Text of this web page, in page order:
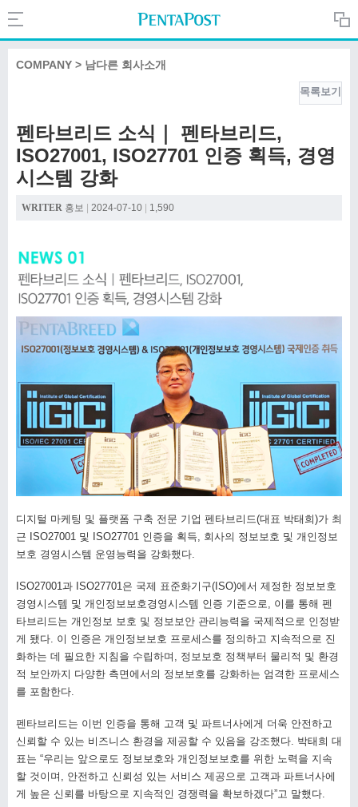
COMPANY
CULTURE
Search
PentaPost.net
COMPANY > 남다른 회사소개
목록보기
펜타브리드 소식｜ 펜타브리드,
ISO27001, ISO27701 인증 획득, 경영
시스템 강화
WRITER 홍보 2024-07-10 1,590
디지털 마케팅 및 플랫폼 구축 전문 기업 펜타브리드(대표 박태희)가 최
근 ISO27001 및 ISO27701 인증을 획득, 회사의 정보보호 및 개인정보
보호 경영시스템 운영능력을 강화했다.
ISO27001과 ISO27701은 국제 표준화기구(ISO)에서 제정한 정보보호
경영시스템 및 개인정보보호경영시스템 인증 기준으로, 이를 통해 펜
타브리드는 개인정보 보호 및 정보보안 관리능력을 국제적으로 인정받
게 됐다. 이 인증은 개인정보보호 프로세스를 정의하고 지속적으로 진
화하는 데 필요한 지침을 수립하며, 정보보호 정책부터 물리적 및 환경
적 보안까지 다양한 측면에서의 정보보호를 강화하는 엄격한 프로세스
를 포함한다.
펜타브리드는 이번 인증을 통해 고객 및 파트너사에게 더욱 안전하고
신뢰할 수 있는 비즈니스 환경을 제공할 수 있음을 강조했다. 박태희 대
표는 “우리는 앞으로도 정보보호와 개인정보보호를 위한 노력을 지속
할 것이며, 안전하고 신뢰성 있는 서비스 제공으로 고객과 파트너사에
게 높은 신뢰를 바탕으로 지속적인 경쟁력을 확보하겠다”고 말했다.